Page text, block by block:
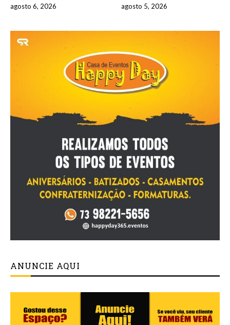
agosto 6, 2026 agosto 5, 2026
ANUNCIE AQUI